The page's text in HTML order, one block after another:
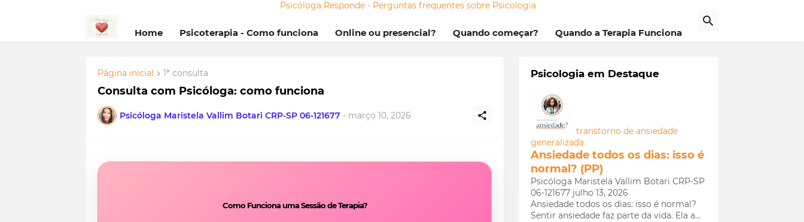
Psicóloga Responde - Perguntas frequentes sobre Psicologia
Home Psicoterapia - Como funciona Online ou presencial? Quando começar? Quando a Terapia Funciona
Página inicial 1ª consulta
Consulta com Psicóloga: como funciona
Psicóloga Maristela Vallim Botari CRP-SP 06-121677 - março 10, 2026
Como Funciona uma Sessão de Terapia?
Psicologia em Destaque
transtorno de ansiedade
generalizada
Ansiedade todos os dias: isso é
normal? (PP)
Psicóloga Maristela Vallim Botari CRP-SP
06-121677 julho 13, 2026
Ansiedade todos os dias: isso é normal?
Sentir ansiedade faz parte da vida. Ela a…